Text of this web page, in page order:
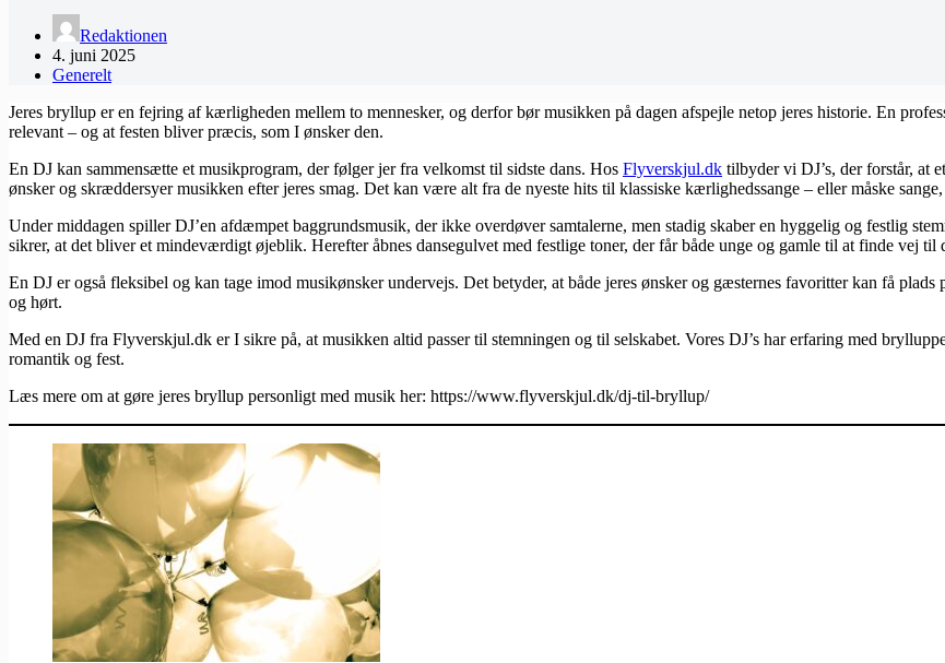
Redaktionen
4. juni 2025
Generelt
Jeres bryllup er en fejring af kærligheden mellem to mennesker, og derfor bør musikken på dagen afspejle netop jeres historie. En
relevant – og at festen bliver præcis, som I ønsker den.
En DJ kan sammensætte et musikprogram, der følger jer fra velkomst til sidste dans. Hos Flyverskjul.dk tilbyder vi DJ’s, der forstår, at
ønsker og skræddersyer musikken efter jeres smag. Det kan være alt fra de nyeste hits til klassiske kærlighedssange – eller måske
Under middagen spiller DJ’en afdæmpet baggrundsmusik, der ikke overdøver samtalerne, men stadig skaber en hyggelig og festlig
sikrer, at det bliver et mindeværdigt øjeblik. Herefter åbnes dansegulvet med festlige toner, der får både unge og gamle til at finde vej til
En DJ er også fleksibel og kan tage imod musikønsker undervejs. Det betyder, at både jeres ønsker og gæsternes favoritter kan få
og hørt.
Med en DJ fra Flyverskjul.dk er I sikre på, at musikken altid passer til stemningen og til selskabet. Vores DJ’s har erfaring med
romantik og fest.
Læs mere om at gøre jeres bryllup personligt med musik her: https://www.flyverskjul.dk/dj-til-bryllup/